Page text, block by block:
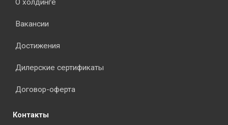
О холдинге
Вакансии
Достижения
Дилерские сертификаты
Договор-оферта
Контакты